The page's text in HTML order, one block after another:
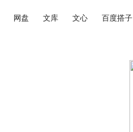
网盘 文库 文心 百度搭子